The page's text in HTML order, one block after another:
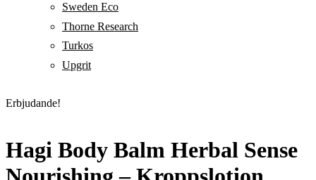
Sweden Eco
Thorne Research
Turkos
Upgrit
Erbjudande!
Hagi Body Balm Herbal Sense